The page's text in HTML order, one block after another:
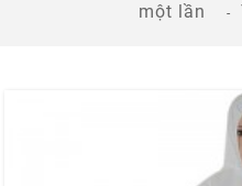
một lần